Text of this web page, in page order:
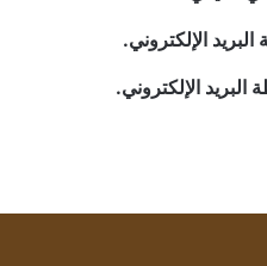
الإلكتروني.
البريد الإلكتروني.